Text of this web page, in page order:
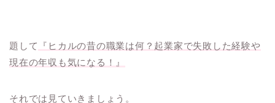
題して
『ヒカルの昔の職業は何？起業家で失敗した経験や
現在の年収も気になる！』
それでは見ていきましょう。